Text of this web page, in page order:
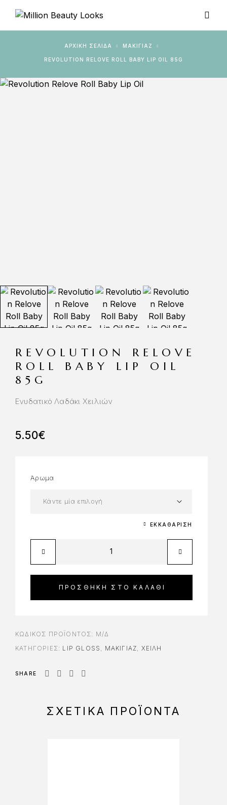
ΑΡΧΙΚΉ ΣΕΛΊΔΑ ΜΑΚΙΓΙΑΖ
REVOLUTION RELOVE ROLL BABY LIP OIL 85G
REVOLUTION RELOVE
ROLL BABY LIP OIL
85G
Ενυδατικό Λαδάκι Χειλιών
5.50€
Άρωμα
ΕΚΚΑΘΆΡΙΣΗ
ΠΡΟΣΘΉΚΗ ΣΤΟ ΚΑΛΆΘΙ
ΚΩΔΙΚΌΣ ΠΡΟΪΌΝΤΟΣ: Μ/Δ
ΚΑΤΗΓΟΡΊΕΣ: LIP GLOSS ΜΑΚΙΓΙΑΖ ΧΕΊΛΗ
SHARE
ΣΧΕΤΙΚΆ ΠΡΟΪΌΝΤΑ